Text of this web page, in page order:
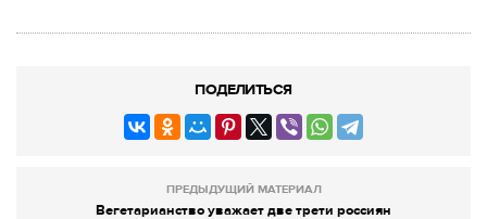
ПОДЕЛИТЬСЯ
ПРЕДЫДУЩИЙ МАТЕРИАЛ
Вегетарианство уважает две трети россиян